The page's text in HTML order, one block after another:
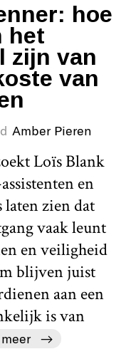
hoe
het
zijn van
van
Amber Pieren
Loïs Blank
en
zien dat
vaak leunt
en veiligheid
blijven juist
aan een
is van